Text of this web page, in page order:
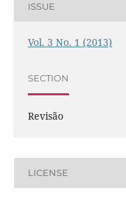
ISSUE
Vol. 3 No. 1 (2013)
SECTION
Revisão
LICENSE